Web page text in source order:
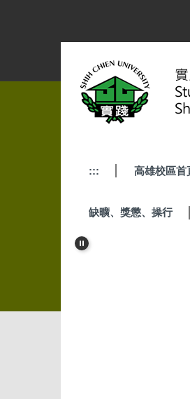
容
::: 高雄校區首
缺曠、獎懲、操行